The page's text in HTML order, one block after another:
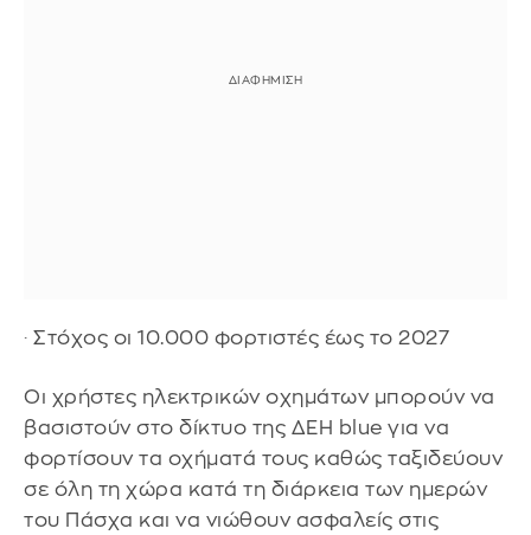
· Στόχος οι 10.000 φορτιστές έως το 2027
Οι χρήστες ηλεκτρικών οχημάτων μπορούν να
βασιστούν στο δίκτυο της ΔΕΗ blue για να
φορτίσουν τα οχήματά τους καθώς ταξιδεύουν
σε όλη τη χώρα κατά τη διάρκεια των ημερών
του Πάσχα και να νιώθουν ασφαλείς στις